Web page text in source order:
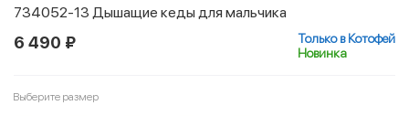
734052-13 Дышащие кеды для мальчика
6 490 ₽
Только в Котофей
Новинка
Выберите размер